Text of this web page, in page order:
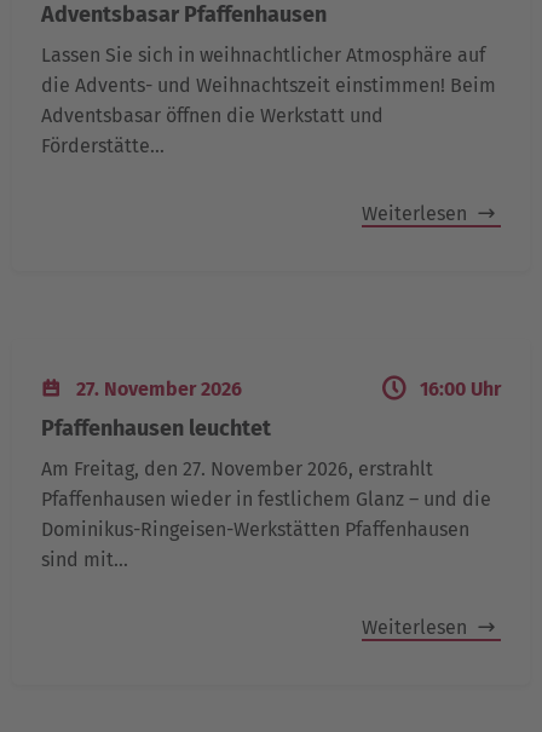
Adventsbasar Pfaffenhausen
Lassen Sie sich in weihnachtlicher Atmosphäre auf
die Advents- und Weihnachtszeit einstimmen! Beim
Adventsbasar öffnen die Werkstatt und
Förderstätte…
Weiterlesen
27. November 2026 16:00 Uhr
Pfaffenhausen leuchtet
Am Freitag, den 27. November 2026, erstrahlt
Pfaffenhausen wieder in festlichem Glanz – und die
Dominikus-Ringeisen-Werkstätten Pfaffenhausen
sind mit…
Weiterlesen